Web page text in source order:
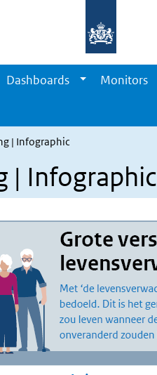
Dashboards
Monitors
| Infographic
| Infographic